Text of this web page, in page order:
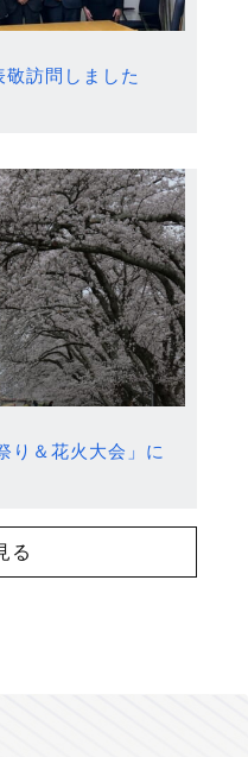
訪問しました
り＆花火大会」に
る